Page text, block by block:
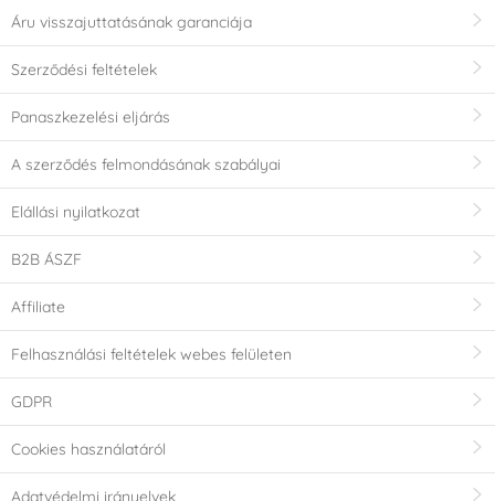
Áru visszajuttatásának garanciája
Szerződési feltételek
Panaszkezelési eljárás
A szerződés felmondásának szabályai
Elállási nyilatkozat
B2B ÁSZF
Affiliate
Felhasználási feltételek webes felületen
GDPR
Cookies használatáról
Adatvédelmi irányelvek